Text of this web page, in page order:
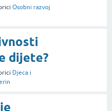
Osobni razvoj
dijete?
Djeca i